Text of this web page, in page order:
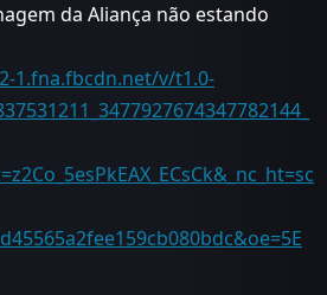
da Aliança não estando
1.fna.fbcdn.net/v/t1.0-